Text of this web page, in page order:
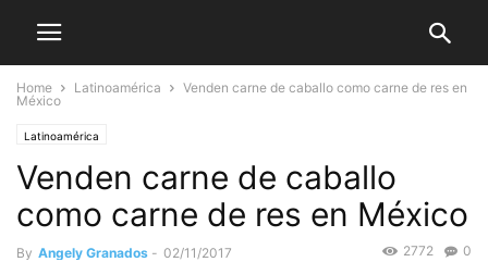
Home Latinoamérica
Venden carne de caballo como carne de res en
México
Latinoamérica
Venden carne de caballo
como carne de res en México
By Angely Granados - 02/11/2017 0
2772